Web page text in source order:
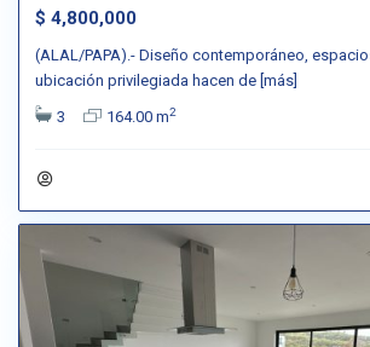
$ 4,800,000
(ALAL/PAPA).- Diseño contemporáneo,
ubicación privilegiada hacen de [más]
3
164.00 m2